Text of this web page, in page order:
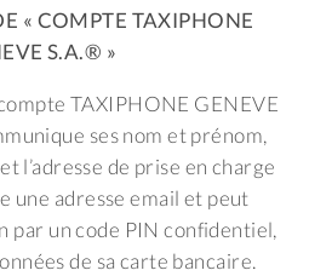
« COMPTE TAXIPHONE
S.A.® »
TAXIPHONE GENEVE
ses nom et prénom,
l’adresse de prise en charge
une adresse email et peut
par un code PIN confidentiel,
de sa carte bancaire.